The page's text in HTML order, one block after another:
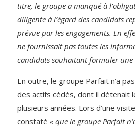
titre, le groupe a manqué à
diligente à l’égard des candidats
prévue par les engagements. En
ne fournissait pas toutes les
candidats souhaitant formuler une
En outre, le groupe Parfait n’a
des actifs cédés, dont il détenait
plusieurs années. Lors d’une
constaté « que le groupe Parfait